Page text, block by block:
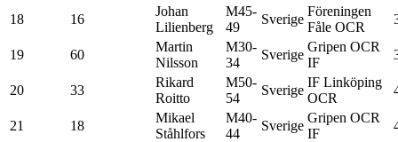
18 16
Johan
Lilienberg
M45-
49
Sverige
Föreningen
Fåle OCR
19 60
Martin
Nilsson
M30-
34
Sverige
Gripen OCR
IF
20 33
Rikard
Roitto
M50-
54
Sverige
IF Linköping
OCR
21 18
Mikael
Ståhlfors
M40-
44
Sverige
Gripen OCR
IF